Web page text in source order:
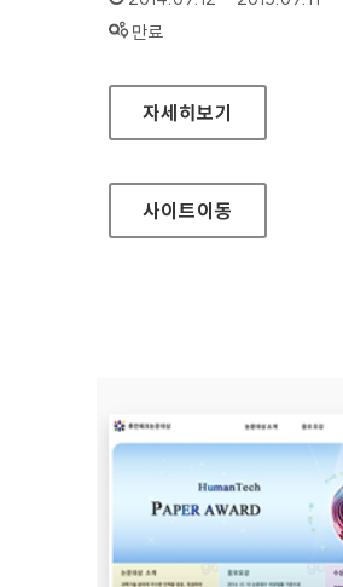
상태 :
만료
삼성전자 승마단 홈페이지
자세히보기
사이트이동